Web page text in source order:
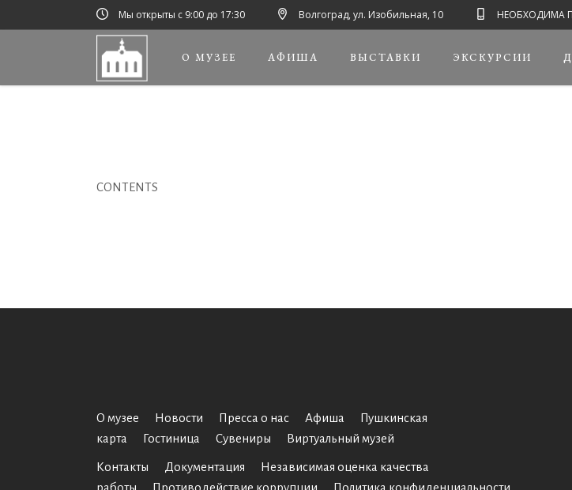
Мы открыты с 9:00 до 17:30 Волгоград, ул. Изобильная, 10 НЕОБХОДИМА
О МУЗЕЕ
АФИША ВЫСТАВКИ ЭКСКУРСИИ
CONTENTS
О музее Новости Пресса о нас Афиша
Пушкинская
карта
Гостиница Сувениры Виртуальный музей
Контакты Документация
Независимая оценка качества
работы
Противодействие коррупции Политика конфиденциальности